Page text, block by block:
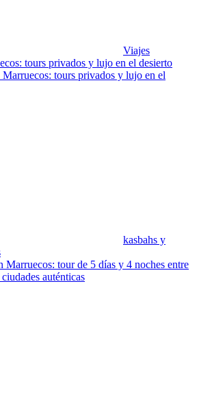
Viajes
tours privados y lujo en el desierto
tours privados y lujo en el
kasbahs y
Marruecos: tour de 5 días y 4 noches entre
auténticas